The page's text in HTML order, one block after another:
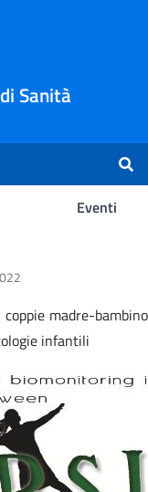
Sanità
Eventi
madre-bambino
infantili